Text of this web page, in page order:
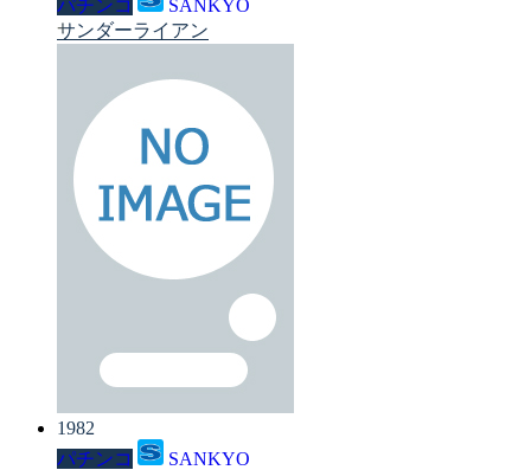
パチンコ
SANKYO
サンダーライアン
1982
パチンコ
SANKYO